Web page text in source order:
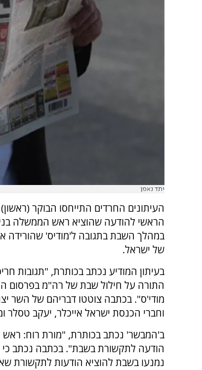
יתד נאמן
העיתונים החרדים התייחסו הבוקר
הראשי להודעה שהוציא ראש הממשלה
במהלך השבת בתגובה ל'מודיס' שהורידה
של ישראל.
בעיתון המודיע נכתב בכותרת, "תגובות
התורה על חילול שבת של רה"מ בפרסום
מודי'ס". בכתבה צוטטו דבריהם של השר
וחברי הכנסת ישראל אייכלר, יעקב טסלר
ב'המבשר' נכתב בכותרת, "מורת רוח:
הודעה לתקשורת בשבת". בכתבה נכתב כי
נמנעו בשבת להוציא הודעות לתקשורת